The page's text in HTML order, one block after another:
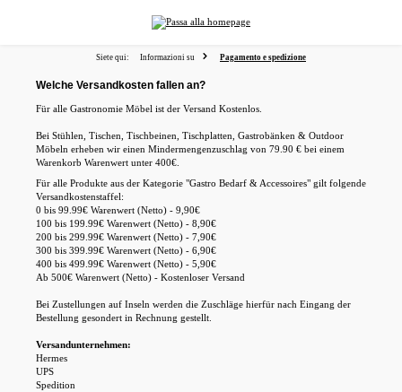
Siete qui: Informazioni su Pagamento e spedizione
Welche Versandkosten fallen an?
Für alle Gastronomie Möbel ist der Versand Kostenlos.
Bei Stühlen, Tischen, Tischbeinen, Tischplatten, Gastrobänken & Outdoor
Möbeln erheben wir einen Mindermengenzuschlag von 79.90 € bei einem
Warenkorb Warenwert unter 400€.
Für alle Produkte aus der Kategorie "Gastro Bedarf & Accessoires" gilt folgende
Versandkostenstaffel:
0 bis 99.99€ Warenwert (Netto) - 9,90€
100 bis 199.99€ Warenwert (Netto) - 8,90€
200 bis 299.99€ Warenwert (Netto) - 7,90€
300 bis 399.99€ Warenwert (Netto) - 6,90€
400 bis 499.99€ Warenwert (Netto) - 5,90€
Ab 500€ Warenwert (Netto) - Kostenloser Versand
Bei Zustellungen auf Inseln werden die Zuschläge hierfür nach Eingang der
Bestellung gesondert in Rechnung gestellt.
Versandunternehmen:
Hermes
UPS
Spedition